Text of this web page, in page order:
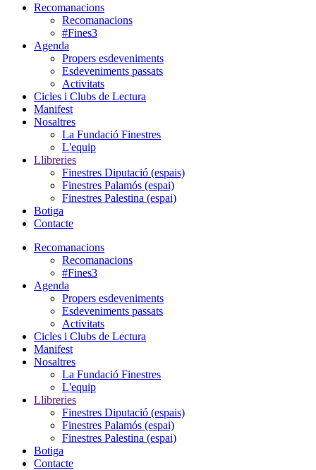
Recomanacions
Recomanacions
#Fines3
Agenda
Propers esdeveniments
Esdeveniments passats
Activitats
Cicles i Clubs de Lectura
Manifest
Nosaltres
La Fundació Finestres
L'equip
Llibreries
Finestres Diputació (espais)
Finestres Palamós (espai)
Finestres Palestina (espai)
Botiga
Contacte
Recomanacions
Recomanacions
#Fines3
Agenda
Propers esdeveniments
Esdeveniments passats
Activitats
Cicles i Clubs de Lectura
Manifest
Nosaltres
La Fundació Finestres
L'equip
Llibreries
Finestres Diputació (espais)
Finestres Palamós (espai)
Finestres Palestina (espai)
Botiga
Contacte